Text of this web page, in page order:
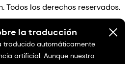
la traducción
traducido automáticamente
artificial. Aunque nuestro
los derechos reservados.